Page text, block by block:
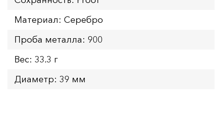
Материал: Серебро
Проба металла: 900
Вес: 33.3 г
Диаметр: 39 мм